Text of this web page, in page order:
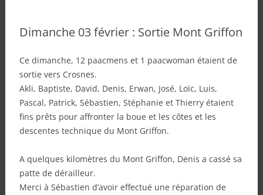
Dimanche 03 février : Sortie Mont Griffon
Ce dimanche, 12 paacmens et 1 paacwoman étaient de
sortie vers Crosnes.
Akli, Baptiste, David, Denis, Erwan, José, Loïc, Luis,
Pascal, Patrick, Sébastien, Stéphanie et Thierry étaient
fins prêts pour affronter la boue et les côtes et les
descentes technique du Mont Griffon.
A quelques kilomètres du Mont Griffon, Denis a cassé sa
patte de dérailleur.
Merci à Sébastien d’avoir effectué une réparation de